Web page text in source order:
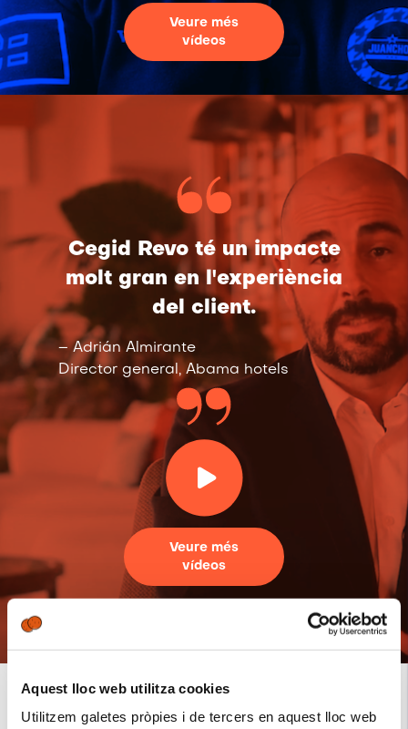
Aquest lloc web utilitza cookies
Utilitzem galetes pròpies i de tercers en aquest lloc web
Veure més
vídeos
Cegid Revo té un impacte
molt gran en l'experiència
del client.
– Adrián Almirante
Director general, Abama hotels
Veure més
vídeos